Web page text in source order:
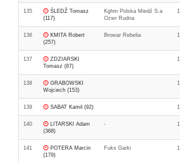
135
ŚLEDŹ Tomasz
(117)
Kghm Polska Miedź S.a
Ozwr Rudna
136
KMITA Robert
(257)
Browar Rebelia
137
ZDZIARSKI
Tomasz (87)
138
GRABOWSKI
Wojciech (153)
139 SABAT Kamil (92)
140
LITARSKI Adam
(368)
-
141
POTERA Marcin
(179)
Fuks Garki